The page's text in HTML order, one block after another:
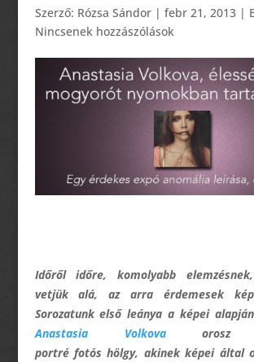
Szerző: Rózsa Sándor| febr 21, 2013|
Nincsenek hozzászólások
Időről időre, komolyabb
vetjük alá, az arra érdemesek
Sorozatunk első leánya a képei
Anastasia Volkovaorosz
portré fotós hölgy, akinek képei által